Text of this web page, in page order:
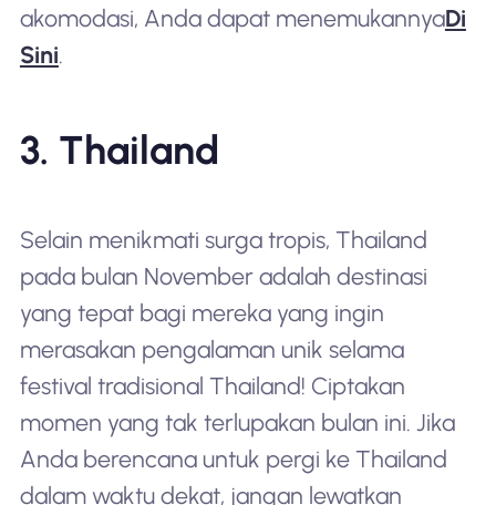
akomodasi, Anda dapat menemukannyaDi
Sini.
3. Thailand
Selain menikmati surga tropis, Thailand
pada bulan November adalah destinasi
yang tepat bagi mereka yang ingin
merasakan pengalaman unik selama
festival tradisional Thailand! Ciptakan
momen yang tak terlupakan bulan ini. Jika
Anda berencana untuk pergi ke Thailand
dalam waktu dekat, jangan lewatkan